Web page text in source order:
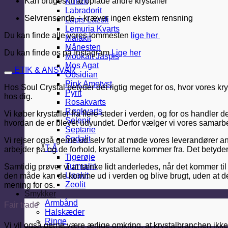
Labradorit
Lapis Lazuli
Lemuria Kvarts
Malakit
Månesten
Mookait Jaspis
Mos Agat
Obsidian
Pink Ametyst
Pyrit
Rosakvarts
Røgkvarts
Selenit
Septarie
Sodalit
T-Å
Tigerøje
Turmalin
Unakit
Zeolit
Smykker
Armbånd
Halskæder
Ringe
Selvrensende – kræver ingen ekstern rensning
Du kan finde alle vores lommesten lige her
Du kan finde os på InstagramLige her
ETIK & ANSVAR
Hos Soul Crystal betyder det rigtig meget for os, hvor vores
hos dig.
Vi køber krystaller fra flere steder i verden, og for os handler
hvordan de er blevet udvundet. Derfor vælger vi vores
Vi rejser også gerne ud selv for at møde vores leverandører
arbejder på og de forhold, krystallerne kommer fra. Det
Samtidig prøver vi at tænke lidt anderledes, når det kommer
den måde kan de komme ud i verden og blive brugt, uden at
mening for os.
Fair trade
Vi vil også gerne være ærlige omkring, at krystalbranchen